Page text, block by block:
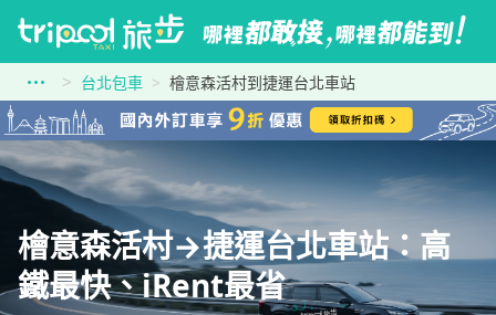
台北包車 檜意森活村到捷運台北車站
檜意森活村→捷運台北車站：高
鐵最快、iRent最省